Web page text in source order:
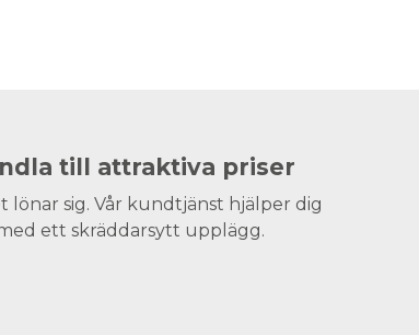
till attraktiva priser
lönar sig. Vår kundtjänst hjälper dig
ett skräddarsytt upplägg.